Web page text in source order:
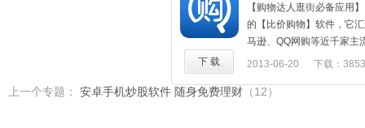
美颜的可人儿，还可以随
状态实时监控；
【省钱】海外价格，直接
付，尽享低价；
【售后】七天包退，拆封
更多活动详情见聚美优品
式购物需求
2、购物体验
支持货到付款，先看实物
七天无条件退货，退货返
3、美国上市公司，正品
品牌直签授权，从根源杜
【购物达人逛街必备应用
的【比价购物】软件，它
马逊、QQ网购等近千家主
看到了一款心仪的商品，
论，并通过专业化的技术
2013-06-20 下载：
下 载
上一个专题： 安卓手机炒股软件 随身免费理财 （12）